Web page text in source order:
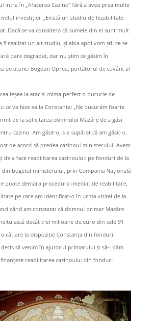
intra în „Afacerea Cazino” fără a avea prea multe
investiției. „Există un studiu de fezabilitate
Dacă se va considera că sumele din el sunt mult
fi realizat un alt studiu, și abia apoi vom știi ce se
pare degradat, dar nu știm ce găsim în
pe atunci Bogdan Oprea, purtătorul de cuvânt al
ieșea la atac și mima perfect o bucurie de
ce va face ea la Constanța: „Ne bucurăm foarte
de la solicitarea domnului Mazăre de a găsi
cazino. Am găsit-o, s-a supărat că am găsit-o.
de acord să predea cazinoul ministerului. Avem
de a face reabilitarea cazinoului: pe fonduri de la
din bugetul ministerului, prin Compania Națională
poate demara procedura imediat de reabilitare,
pe care am identificat-o în urma vizitei de la
când am constatat că domnul primar Mazăre
decât trei milioane de euro din cele 91
cât are la dispoziție Constanța din fonduri
să venim în ajutorul primarului și să-i dăm
reabilitarea cazinoului din fonduri